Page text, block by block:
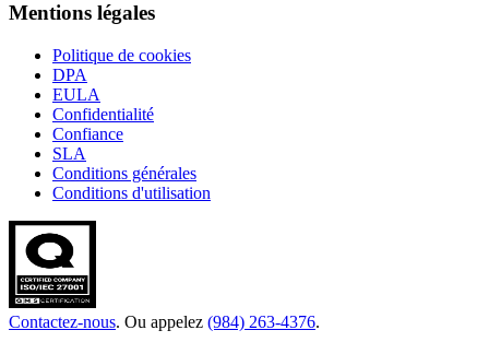
Mentions légales
Politique de cookies
DPA
EULA
Confidentialité
Confiance
SLA
Conditions générales
Conditions d'utilisation
Contactez-nous. Ou appelez (984) 263-4376.